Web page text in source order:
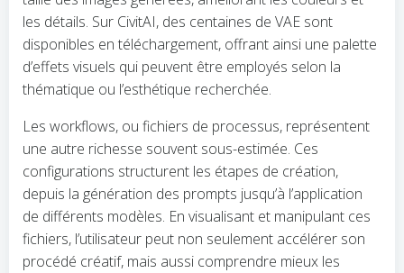
les détails. Sur CivitAI, des centaines de VAE sont
disponibles en téléchargement, offrant ainsi une palette
d’effets visuels qui peuvent être employés selon la
thématique ou l’esthétique recherchée.
Les workflows, ou fichiers de processus, représentent
une autre richesse souvent sous-estimée. Ces
configurations structurent les étapes de création,
depuis la génération des prompts jusqu’à l’application
de différents modèles. En visualisant et manipulant ces
fichiers, l’utilisateur peut non seulement accélérer son
procédé créatif, mais aussi comprendre mieux les